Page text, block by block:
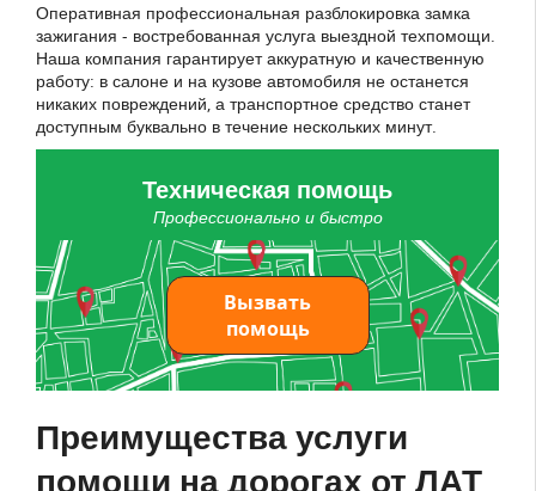
Оперативная профессиональная разблокировка замка
зажигания - востребованная услуга выездной техпомощи.
Наша компания гарантирует аккуратную и качественную
работу: в салоне и на кузове автомобиля не останется
никаких повреждений, а транспортное средство станет
доступным буквально в течение нескольких минут.
Техническая помощь
Профессионально и быстро
Вызвать
помощь
Преимущества услуги
помощи на дорогах от ЛАТ